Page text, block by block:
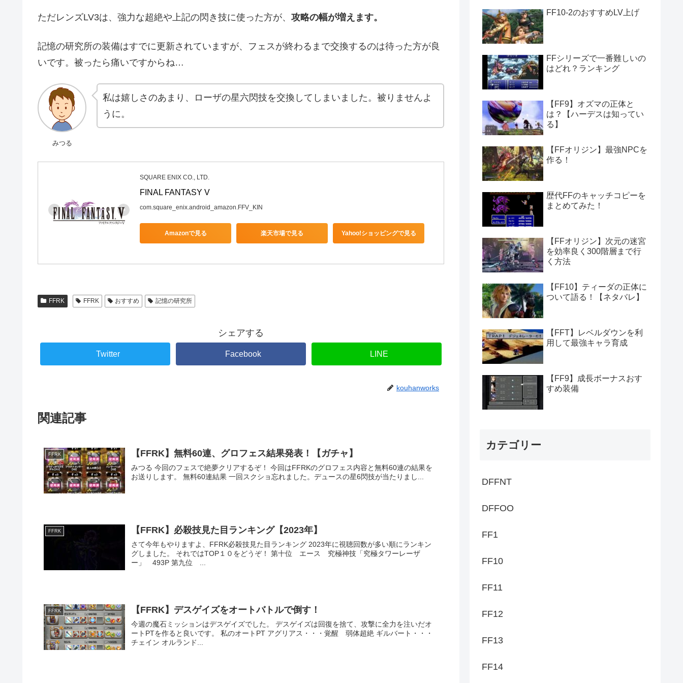
ただレンズLV3は、強力な超絶や上記の閃き技に使った方が、 攻略の幅が増えます。
記憶の研究所の装備はすでに更新されていますが、フェスが終わるまで交換するのは待った方が良
いです。被ったら痛いですからね…
みつる
私は嬉しさのあまり、ローザの星六閃技を交換してしまいました。被りませんよ
うに。
SQUARE ENIX CO., LTD.
FINAL FANTASY V
com.square_enix.android_amazon.FFV_KIN
Amazonで見る 楽天市場で見る Yahoo!ショッピングで見る
FFRK FFRK おすすめ 記憶の研究所
シェアする
Twitter Facebook LINE
kouhanworks
関連記事
FFRK 【FFRK】無料60連、グロフェス結果発表！【ガチャ】
みつる 今回のフェスで絶夢クリアするぞ！ 今回はFFRKのグロフェス内容と無料60連の結果を
お送りします。 無料60連結果 一回スクショ忘れました。デュースの星6閃技が当たりまし...
FFRK 【FFRK】必殺技見た目ランキング【2023年】
さて今年もやりますよ、FFRK必殺技見た目ランキング 2023年に視聴回数が多い順にランキン
グしました。 それではTOP１０をどうぞ！ 第十位 エース 究極神技「究極タワーレーザ
ー」 493P 第九位 ...
FFRK 【FFRK】デスゲイズをオートバトルで倒す！
今週の魔石ミッションはデスゲイズでした。 デスゲイズは回復を捨て、攻撃に全力を注いだオ
ートPTを作ると良いです。 私のオートPT アグリアス・・・覚醒 弱体超絶 ギルバート・・・
チェイン オルランド...
FF10-2のおすすめLV上げ
FFシリーズで一番難しいの
はどれ？ランキング
【FF9】オズマの正体と
は？【ハーデスは知ってい
る】
【FFオリジン】最強NPCを
作る！
歴代FFのキャッチコピーを
まとめてみた！
【FFオリジン】次元の迷宮
を効率良く300階層まで行
く方法
【FF10】ティーダの正体に
ついて語る！【ネタバレ】
【FFT】レベルダウンを利
用して最強キャラ育成
【FF9】成長ボーナスおす
すめ装備
カテゴリー
DFFNT
DFFOO
FF1
FF10
FF11
FF12
FF13
FF14